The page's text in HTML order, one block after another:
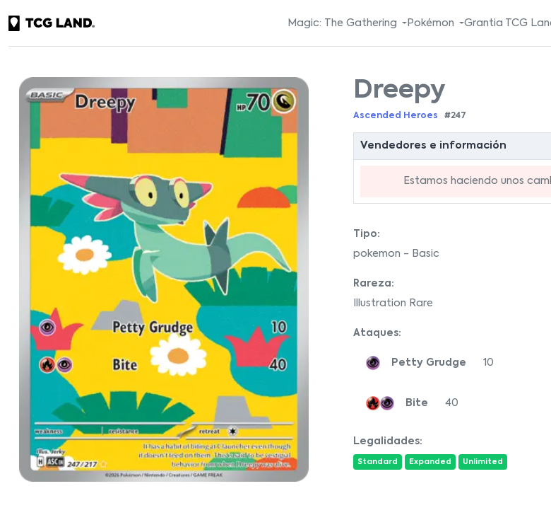
Magic: The Gathering Pokémon Grantia TCG
Dreepy
Ascended Heroes #247
Vendedores e información
Estamos haciendo unos
Tipo:
pokemon - Basic
Rareza:
Illustration Rare
Ataques:
Petty Grudge 10
Bite 40
Legalidades:
Standard Expanded Unlimited